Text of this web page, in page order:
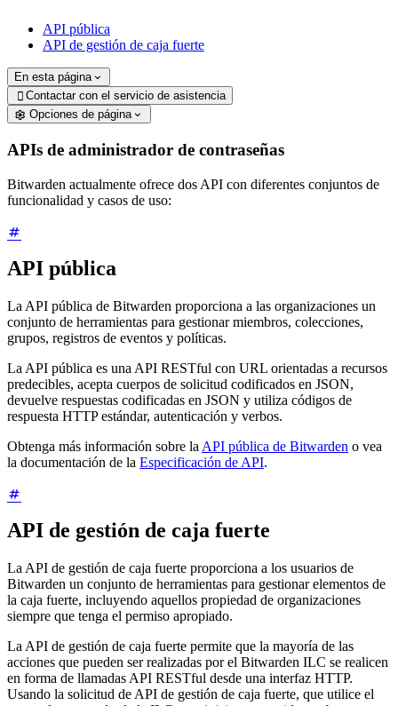
API pública
API de gestión de caja fuerte
En esta página
 Contactar con el servicio de asistencia
Opciones de página
APIs de administrador de contraseñas
Bitwarden actualmente ofrece dos API con diferentes conjuntos de
funcionalidad y casos de uso:
API pública
La API pública de Bitwarden proporciona a las organizaciones un
conjunto de herramientas para gestionar miembros, colecciones,
grupos, registros de eventos y políticas.
La API pública es una API RESTful con URL orientadas a recursos
predecibles, acepta cuerpos de solicitud codificados en JSON,
devuelve respuestas codificadas en JSON y utiliza códigos de
respuesta HTTP estándar, autenticación y verbos.
Obtenga más información sobre la API pública de Bitwarden o vea
la documentación de la Especificación de API.
API de gestión de caja fuerte
La API de gestión de caja fuerte proporciona a los usuarios de
Bitwarden un conjunto de herramientas para gestionar elementos de
la caja fuerte, incluyendo aquellos propiedad de organizaciones
siempre que tenga el permiso apropiado.
La API de gestión de caja fuerte permite que la mayoría de las
acciones que pueden ser realizadas por el Bitwarden ILC se realicen
en forma de llamadas API RESTful desde una interfaz HTTP.
Usando la solicitud de API de gestión de caja fuerte, que utilice el